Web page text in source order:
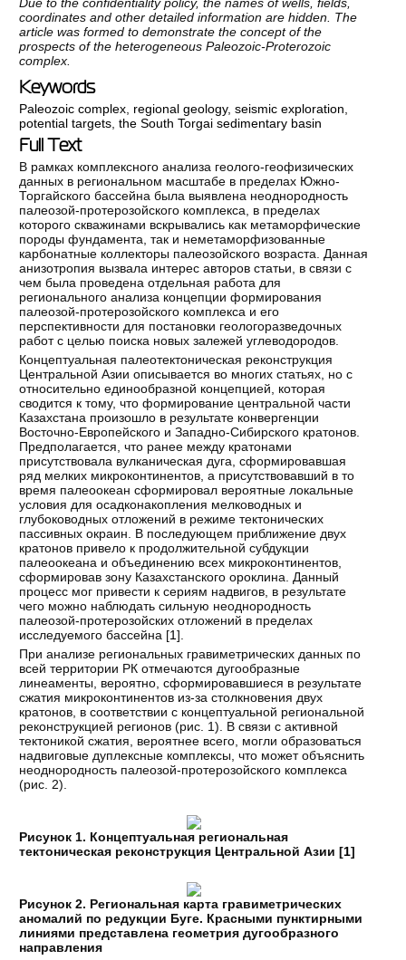
coordinates and other detailed information are hidden. The
article was formed to demonstrate the concept of the
prospects of the heterogeneous Paleozoic-Proterozoic
complex.
Keywords
Paleozoic complex regional geology,seismic exploration
potential targets ,the South Torgai sedimentary basin
Full Text
В рамках комплексного анализа геолого-геофизических
данных в региональном масштабе в пределах Южно-
Торгайского бассейна была выявлена неоднородность
палеозой-протерозойского комплекса, в пределах
которого скважинами вскрывались как метаморфические
породы фундамента, так и неметаморфизованные
карбонатные коллекторы палеозойского возраста. Данная
анизотропия вызвала интерес авторов статьи, в связи с
чем была проведена отдельная работа для
регионального анализа концепции формирования
палеозой-протерозойского комплекса и его
перспективности для постановки геологоразведочных
работ с целью поиска новых залежей углеводородов.
Концептуальная палеотектоническая реконструкция
Центральной Азии описывается во многих статьях, но с
относительно единообразной концепцией, которая
сводится к тому, что формирование центральной части
Казахстана произошло в результате конвергенции
Восточно-Европейского и Западно-Сибирского кратонов.
Предполагается, что ранее между кратонами
присутствовала вулканическая дуга, сформировавшая
ряд мелких микроконтинентов, а присутствовавший в то
время палеоокеан сформировал вероятные локальные
условия для осадконакопления мелководных и
глубоководных отложений в режиме тектонических
пассивных окраин. В последующем приближение двух
кратонов привело к продолжительной субдукции
палеоокеана и объединению всех микроконтинентов,
сформировав зону Казахстанского ороклина. Данный
процесс мог привести к сериям надвигов, в результате
чего можно наблюдать сильную неоднородность
палеозой-протерозойских отложений в пределах
исследуемого бассейна [1].
При анализе региональных гравиметрических данных по
всей территории РК отмечаются дугообразные
линеаменты, вероятно, сформировавшиеся в результате
сжатия микроконтинентов из-за столкновения двух
кратонов, в соответствии с концептуальной региональной
реконструкцией регионов (рис. 1). В связи с активной
тектоникой сжатия, вероятнее всего, могли образоваться
надвиговые дуплексные комплексы, что может объяснить
неоднородность палеозой-протерозойского комплекса
(рис. 2).
Рисунок 1. Концептуальная региональная
тектоническая реконструкция Центральной Азии [1]
Рисунок 2. Региональная карта гравиметрических
аномалий по редукции Буге. Красными пунктирными
линиями представлена геометрия дугообразного
направления